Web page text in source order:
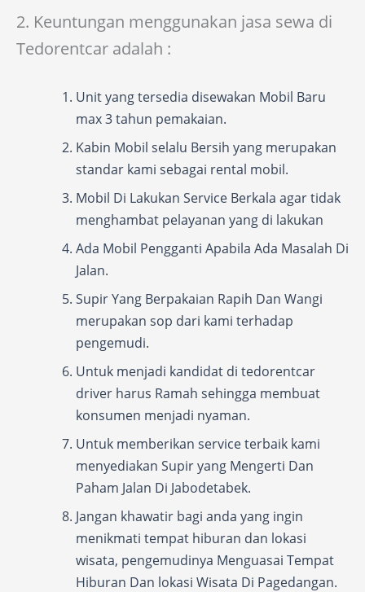
2. Keuntungan menggunakan jasa sewa di
Tedorentcar adalah :
Unit yang tersedia disewakan Mobil Baru
max 3 tahun pemakaian.
Kabin Mobil selalu Bersih yang merupakan
standar kami sebagai rental mobil.
Mobil Di Lakukan Service Berkala agar tidak
menghambat pelayanan yang di lakukan
Ada Mobil Pengganti Apabila Ada Masalah Di
Jalan.
Supir Yang Berpakaian Rapih Dan Wangi
merupakan sop dari kami terhadap
pengemudi.
Untuk menjadi kandidat di tedorentcar
driver harus Ramah sehingga membuat
konsumen menjadi nyaman.
Untuk memberikan service terbaik kami
menyediakan Supir yang Mengerti Dan
Paham Jalan Di Jabodetabek.
Jangan khawatir bagi anda yang ingin
menikmati tempat hiburan dan lokasi
wisata, pengemudinya Menguasai Tempat
Hiburan Dan lokasi Wisata Di Pagedangan.